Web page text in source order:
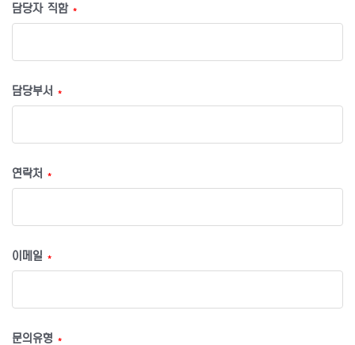
담당자 직함 *
담당부서 *
연락처 *
이메일 *
문의유형 *